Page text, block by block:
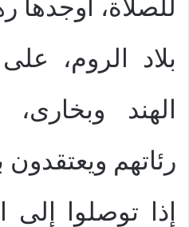
للصلاة، أوجدها
بلاد الروم،
الهند
رئاتهم ويعتقدون
إذا توصلوا